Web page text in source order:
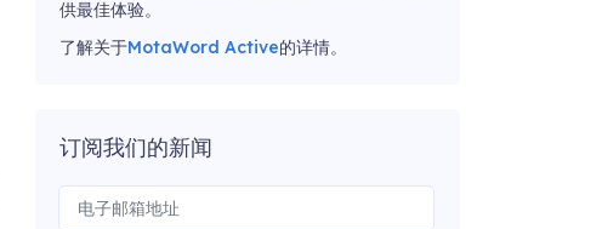
供最佳体验。
了解关于MotaWord Active的详情。
订阅我们的新闻